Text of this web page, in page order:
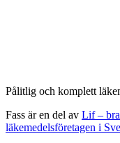
Pålitlig och komplett
Fass är en del av Lif –
läkemedelsföretagen i